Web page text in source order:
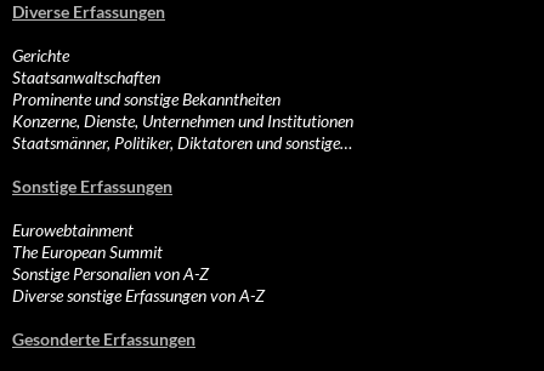
Diverse Erfassungen
Gerichte
Staatsanwaltschaften
Prominente und sonstige Bekanntheiten
Konzerne, Dienste, Unternehmen und Institutionen
Staatsmänner, Politiker, Diktatoren und sonstige…
Sonstige Erfassungen
Eurowebtainment
The European Summit
Sonstige Personalien von A-Z
Diverse sonstige Erfassungen von A-Z
Gesonderte Erfassungen